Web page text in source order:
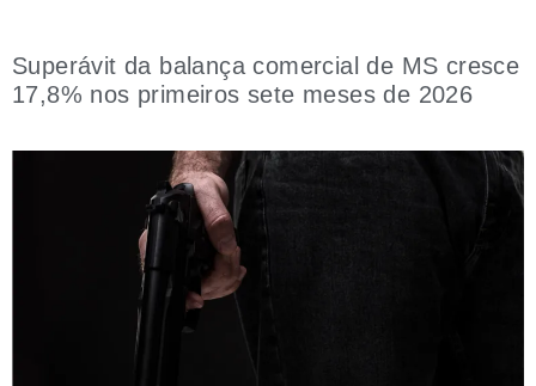
Superávit da balança comercial de MS cresce
17,8% nos primeiros sete meses de 2026